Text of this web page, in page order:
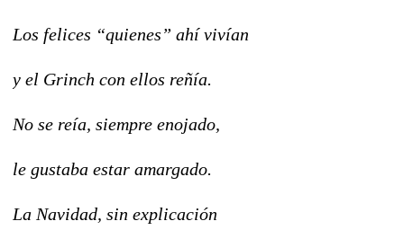
Los felices “quienes” ahí vivían
y el Grinch con ellos reñía.
No se reía, siempre enojado,
le gustaba estar amargado.
La Navidad, sin explicación